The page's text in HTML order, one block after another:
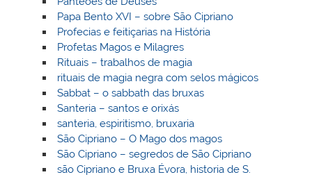
Papa Bento XVI – sobre São Cipriano
Profecias e feitiçarias na História
Profetas Magos e Milagres
Rituais – trabalhos de magia
rituais de magia negra com selos mágicos
Sabbat – o sabbath das bruxas
Santeria – santos e orixás
santeria, espiritismo, bruxaria
São Cipriano – O Mago dos magos
São Cipriano – segredos de São Cipriano
são Cipriano e Bruxa Évora, historia de S.